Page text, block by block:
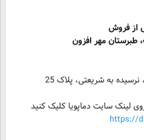
طبرستان مهر افزون
لینک سایت دماپویا کلیک کنید
https://